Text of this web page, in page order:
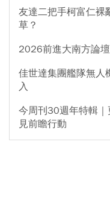
友達二把手柯富仁裸
草？
2026前進大南方論壇
佳世達集團艦隊無人
入
今周刊30週年特輯
見前瞻行動